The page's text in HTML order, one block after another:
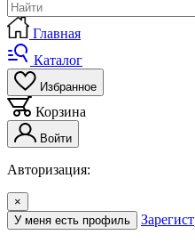
Главная
Каталог
Избранное
Корзина
Войти
Авторизация:
×
У меня есть профиль